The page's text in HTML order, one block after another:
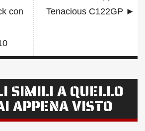
con
Tenacious C122GP ►
SIMILI A QUELLO
APPENA VISTO